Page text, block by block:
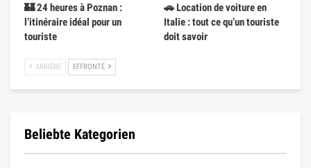
🏰 24 heures à Poznan :
l’itinéraire idéal pour un
touriste
🚗 Location de voiture en
Italie : tout ce qu’un touriste
doit savoir
ARRIÈRE EFFRONTÉ
Beliebte Kategorien